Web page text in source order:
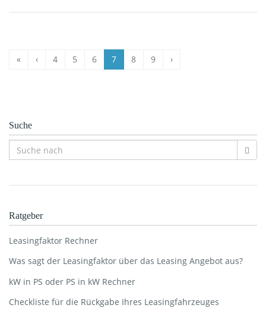
« ‹ 4 5 6 7 8 9 ›
Suche
Ratgeber
Leasingfaktor Rechner
Was sagt der Leasingfaktor über das Leasing Angebot aus?
kW in PS oder PS in kW Rechner
Checkliste für die Rückgabe Ihres Leasingfahrzeuges